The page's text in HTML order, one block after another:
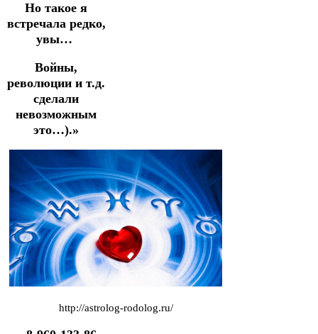
Но такое я
встречала редко,
увы…
Войны,
революции и т.д.
сделали
невозможным
это…).»
http://astrolog-rodolog.ru/